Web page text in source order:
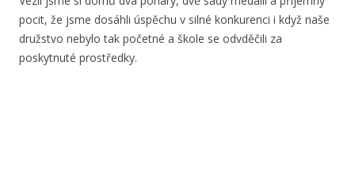
pocit, že jsme dosáhli úspěchu v silné konkurenci i když naše
družstvo nebylo tak početné a škole se odvděčili za
poskytnuté prostředky.